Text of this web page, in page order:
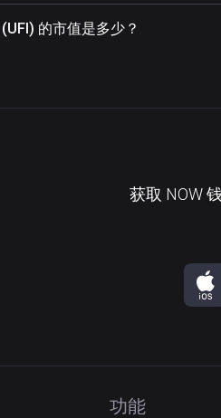
的市值是多少？
获取 NOW
功能